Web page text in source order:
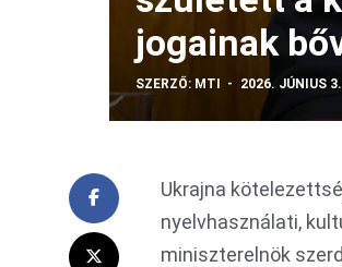
jogainak
SZERZŐ: MTI 2026. JÚNIUS
Ukrajna
nyelvhasználati,
miniszterelnök